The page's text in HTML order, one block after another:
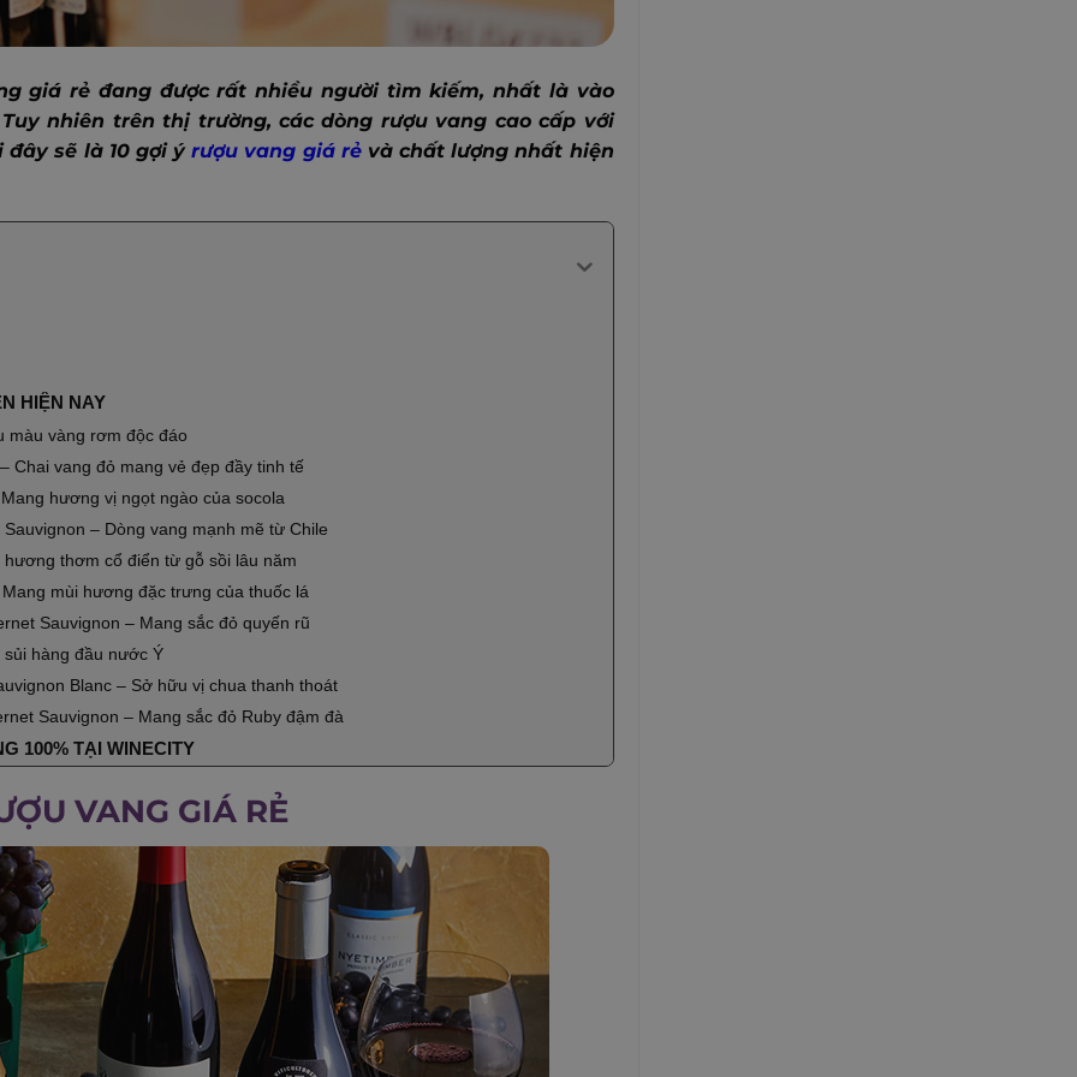
giá rẻ đang được rất nhiều người tìm kiếm, nhất là vào
nhiên trên thị trường, các dòng rượu vang cao cấp với
đây sẽ là 10 gợi ýrượu vang giá rẻvà chất lượng nhất hiện
HIỆN NAY
màu vàng rơm độc đáo
Chai vang đỏ mang vẻ đẹp đầy tinh tế
hương vị ngọt ngào của socola
– Dòng vang mạnh mẽ từ Chile
thơm cổ điển từ gỗ sồi lâu năm
mùi hương đặc trưng của thuốc lá
Sauvignon – Mang sắc đỏ quyến rũ
sủi hàng đầu nước Ý
Blanc – Sở hữu vị chua thanh thoát
Sauvignon – Mang sắc đỏ Ruby đậm đà
100% TẠI WINECITY
VANG GIÁ RẺ